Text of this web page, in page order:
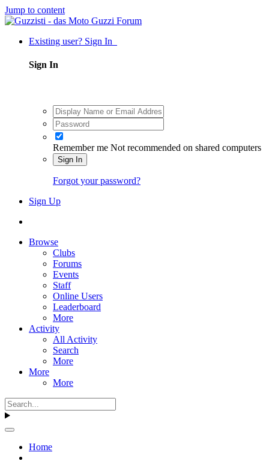
Jump to content
Existing user? Sign In
Sign In
Remember me Not recommended on shared computers
Sign In
Forgot your password?
Sign Up
Browse
Clubs
Forums
Events
Staff
Online Users
Leaderboard
More
Activity
All Activity
Search
More
More
More
Home